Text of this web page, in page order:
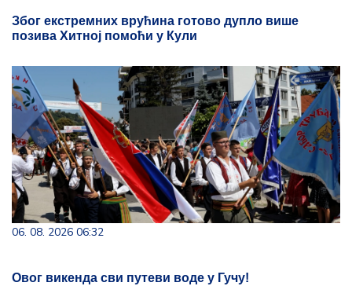
Због екстремних врућина готово дупло више
позива Хитној помоћи у Кули
06. 08. 2026 06:32
Овог викенда сви путеви воде у Гучу!